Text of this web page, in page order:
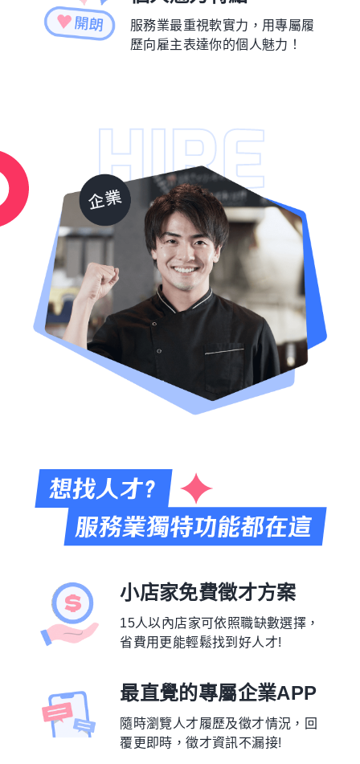
服務業最重視軟實力，用專屬履
歷向雇主表達你的個人魅力！
小店家免費徵才方案
15人以內店家可依照職缺數選擇，
省費用更能輕鬆找到好人才!
最直覺的專屬企業APP
隨時瀏覽人才履歷及徵才情況，回
覆更即時，徵才資訊不漏接!